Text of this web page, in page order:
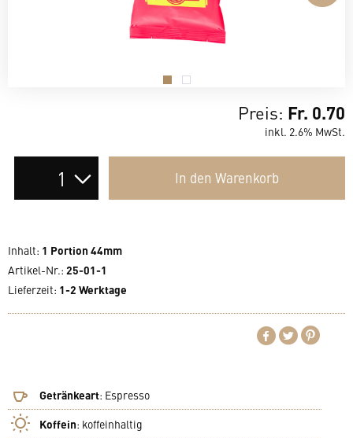
. .
Preis: Fr. 0.70
inkl. 2.6% MwSt.
In den Warenkorb
Inhalt: 1 Portion 44mm
Artikel-Nr.: 25-01-1
Lieferzeit: 1-2 Werktage
Getränkeart: Espresso
Koffein: koffeinhaltig